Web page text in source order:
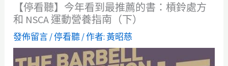
【停看聽】今年看到最推薦的書：槓鈴處方
和 NSCA 運動營養指南（下）
發佈留言/停看聽/ 作者:黃昭慈